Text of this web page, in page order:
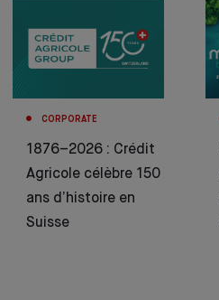
CORPORATE
1876–2026 : Crédit
Agricole célèbre 150
ans d’histoire en
Suisse